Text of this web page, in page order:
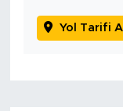
Yol Tarifi Al